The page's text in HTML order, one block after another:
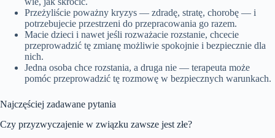
Przeżyliście poważny kryzys — zdradę, stratę, chorobę — i
potrzebujecie przestrzeni do przepracowania go razem.
Macie dzieci i nawet jeśli rozważacie rozstanie, chcecie
przeprowadzić tę zmianę możliwie spokojnie i bezpiecznie dla
nich.
Jedna osoba chce rozstania, a druga nie — terapeuta może
pomóc przeprowadzić tę rozmowę w bezpiecznych warunkach.
Najczęściej zadawane pytania
Czy przyzwyczajenie w związku zawsze jest złe?